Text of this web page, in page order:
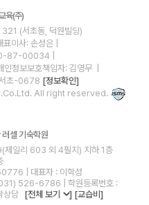
육(주)
(서초동, 덕원빌딩)
표이사: 손성은 |
87-00034
인정보보호책임자: 김영무
초-0678 [정보확인]
All right reserved.
셀 기숙학원
제일리 603 외 4필지) 지하 1층
| 대표자 : 이학성
526-6786 | 학원등록번호 :
상담
[전체 보기 ] [교습비]